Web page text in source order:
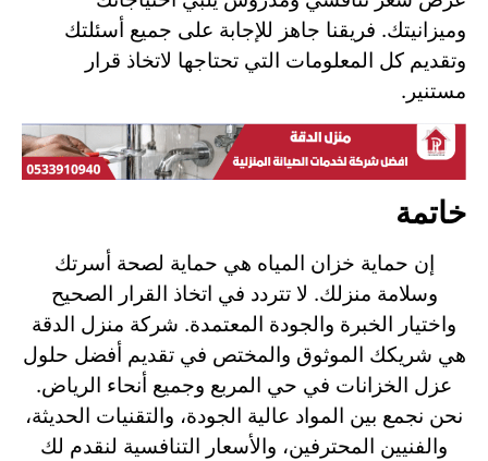
وميزانيتك. فريقنا جاهز للإجابة على جميع أسئلتك
وتقديم كل المعلومات التي تحتاجها لاتخاذ قرار
مستنير.
خاتمة
إن حماية خزان المياه هي حماية لصحة أسرتك
وسلامة منزلك. لا تتردد في اتخاذ القرار الصحيح
واختيار الخبرة والجودة المعتمدة. شركة منزل الدقة
هي شريكك الموثوق والمختص في تقديم أفضل حلول
عزل الخزانات في حي المربع وجميع أنحاء الرياض.
نحن نجمع بين المواد عالية الجودة، والتقنيات الحديثة،
والفنيين المحترفين، والأسعار التنافسية لنقدم لك